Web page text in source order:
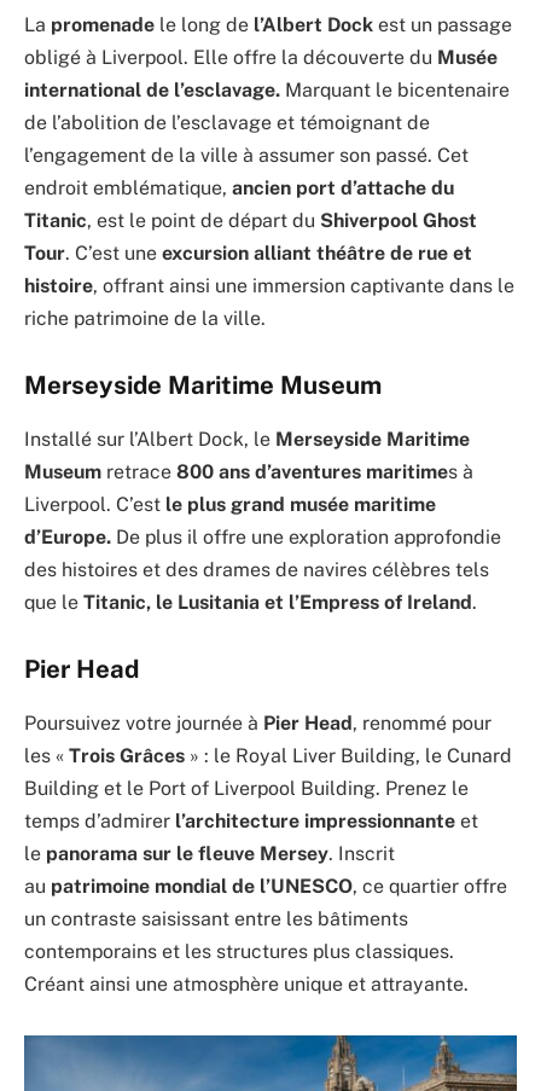
La promenade le long de l’Albert Dock est un passage
obligé à Liverpool. Elle offre la découverte du Musée
international de l’esclavage. Marquant le bicentenaire
de l’abolition de l’esclavage et témoignant de
l’engagement de la ville à assumer son passé. Cet
endroit emblématique, ancien port d’attache du
Titanic, est le point de départ du Shiverpool Ghost
Tour. C’est une excursion alliant théâtre de rue et
histoire, offrant ainsi une immersion captivante dans le
riche patrimoine de la ville.
Merseyside Maritime Museum
Installé sur l’Albert Dock, le Merseyside Maritime
Museum retrace 800 ans d’aventures maritimes à
Liverpool. C’est le plus grand musée maritime
d’Europe. De plus il offre une exploration approfondie
des histoires et des drames de navires célèbres tels
que le Titanic, le Lusitania et l’Empress of Ireland.
Pier Head
Poursuivez votre journée à Pier Head, renommé pour
les « Trois Grâces » : le Royal Liver Building, le Cunard
Building et le Port of Liverpool Building. Prenez le
temps d’admirer l’architecture impressionnante et
le panorama sur le fleuve Mersey. Inscrit
au patrimoine mondial de l’UNESCO, ce quartier offre
un contraste saisissant entre les bâtiments
contemporains et les structures plus classiques.
Créant ainsi une atmosphère unique et attrayante.